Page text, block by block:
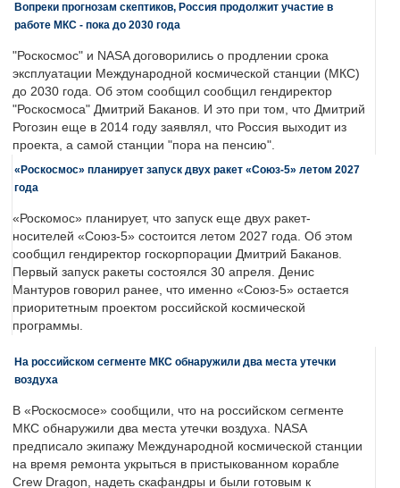
Вопреки прогнозам скептиков, Россия продолжит участие в
работе МКС - пока до 2030 года
"Роскосмос" и NASA договорились о продлении срока
эксплуатации Международной космической станции (МКС)
до 2030 года. Об этом сообщил сообщил гендиректор
"Роскосмоса" Дмитрий Баканов. И это при том, что Дмитрий
Рогозин еще в 2014 году заявлял, что Россия выходит из
проекта, а самой станции "пора на пенсию".
«Роскосмос» планирует запуск двух ракет «Союз-5» летом 2027
года
«Роскомос» планирует, что запуск еще двух ракет-
носителей «Союз-5» состоится летом 2027 года. Об этом
сообщил гендиректор госкорпорации Дмитрий Баканов.
Первый запуск ракеты состоялся 30 апреля. Денис
Мантуров говорил ранее, что именно «Союз-5» остается
приоритетным проектом российской космической
программы.
На российском сегменте МКС обнаружили два места утечки
воздуха
В «Роскосмосе» сообщили, что на российском сегменте
МКС обнаружили два места утечки воздуха. NASA
предписало экипажу Международной космической станции
на время ремонта укрыться в пристыкованном корабле
Crew Dragon, надеть скафандры и были готовым к